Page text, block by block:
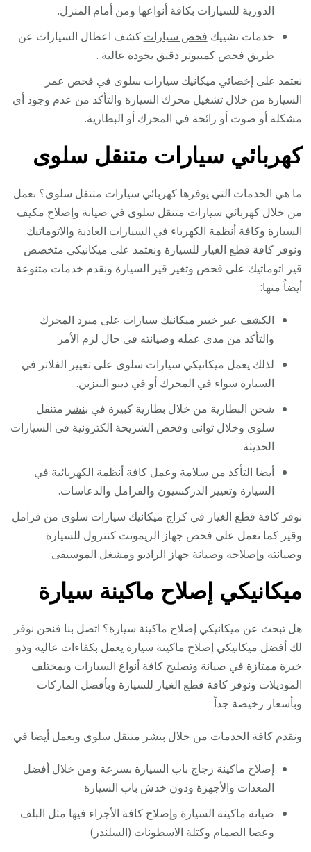
الدورية للسيارات بكافة أنواعها ومن أمام المنزل.
خدمات تشييك فحص سيارات كشف اعطال السيارات عن
طريق فحص كمبيوتر دقيق بجودة عالية .
نعتمد على إخصائي ميكانيك سيارات سلوى في فحص عمر
السيارة من خلال تشغيل محرك السيارة والتأكد من عدم وجود أي
مشكلة أو صوت أو رائحة في المحرك أو البطارية.
كهربائي سيارات متنقل سلوى
ما هي الخدمات التي يوفرها كهربائي سيارات متنقل سلوى؟ نعمل
من خلال كهربائي سيارات متنقل سلوى في صيانة وإصلاح مكيف
السيارة وكافة أنظمة الكهرباء في السيارات العادية والاتوماتيك
ونوفر كافة قطع الغيار للسيارة ونعتمد على ميكانيكي متخصص
قير اتوماتيك على فحص وتغير قير السيارة ونقدم خدمات متنوعة
أيضاُ منها:
الكشف عبر خبير ميكانيك سيارات على مبرد المحرك
والتأكد من مدى عمله وصيانته في حال لزم الأمر
لذلك يعمل ميكانيكي سيارات سلوى على تغيير الفلاتر في
السيارة سواء في المحرك أو في ديبو البنزين.
شحن البطارية من خلال بطارية كبيرة في بنشر متنقل
سلوى وخلال ثواني وفحص الشريحة الكترونية في السيارات
الحديثة.
أيضا التأكد من سلامة وعمل كافة أنظمة الكهربائية في
السيارة وتعيير الدركسيون والفرامل والدعاسات.
نوفر كافة قطع الغيار في كراج ميكانيك سيارات سلوى من فرامل
وقير كما نعمل على فحص جهاز الريمونت كنترول للسيارة
وصيانته وإصلاحه وصيانة جهاز الراديو ومشغل الموسيقى
ميكانيكي إصلاح ماكينة سيارة
هل تبحث عن ميكانيكي إصلاح ماكينة سيارة؟ اتصل بنا فنحن نوفر
لك أفضل ميكانيكي إصلاح ماكينة سيارة يعمل بكفاءات عالية وذو
خبرة ممتازة في صيانة وتصليح كافة أنواع السيارات وبمختلف
الموديلات ونوفر كافة قطع الغيار للسيارة وبأفضل الماركات
وبأسعار رخيصة جداً
ونقدم كافة الخدمات من خلال بنشر متنقل سلوى ونعمل أيضا في:
إصلاح ماكينة زجاج باب السيارة بسرعة ومن خلال أفضل
المعدات والأجهزة ودون خدش باب السيارة
صيانة ماكينة السيارة وإصلاح كافة الأجزاء فيها مثل البلف
وعصا الصمام وكتلة الاسطونات (السلندر)